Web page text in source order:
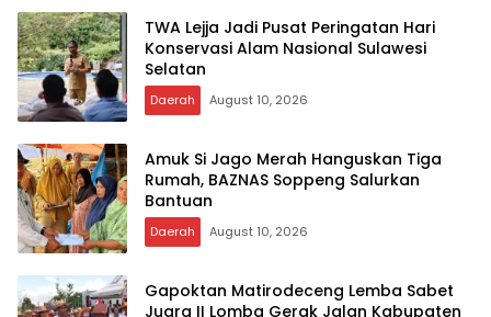
TWA Lejja Jadi Pusat Peringatan Hari
Konservasi Alam Nasional Sulawesi
Selatan
Daerah August 10, 2026
Amuk Si Jago Merah Hanguskan Tiga
Rumah, BAZNAS Soppeng Salurkan
Bantuan
Daerah August 10, 2026
Gapoktan Matirodeceng Lemba Sabet
Juara II Lomba Gerak Jalan Kabupaten